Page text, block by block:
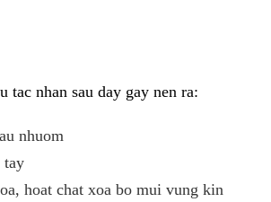
nhan sau day gay nen ra:
nhuom
tay
hoat chat xoa bo mui vung kin